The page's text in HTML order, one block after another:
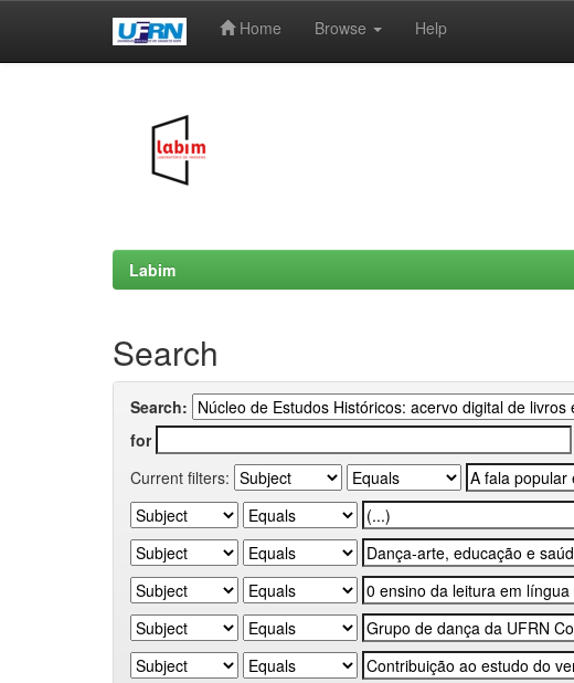
Home Browse Help
Labim
Search
Search:
for
Current filters: